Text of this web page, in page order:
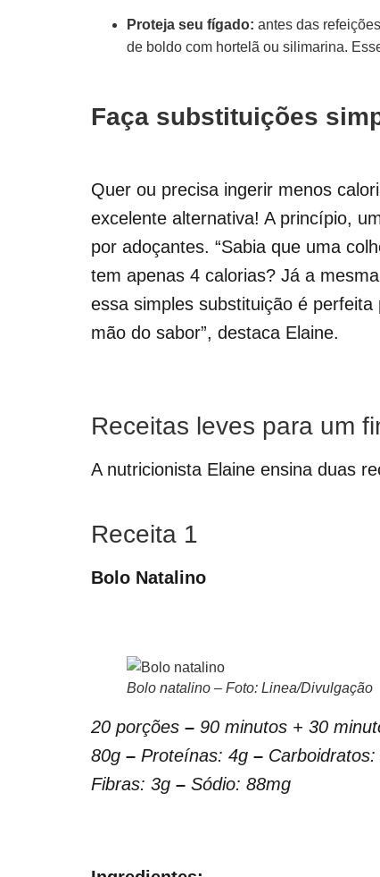
Proteja seu fígado: antes das
de boldo com hortelã ou silimarina.
Faça substituições
Quer ou precisa ingerir menos
excelente alternativa! A princípio,
por adoçantes. “Sabia que uma
tem apenas 4 calorias? Já a
essa simples substituição é
mão do sabor”, destaca Elaine.
Receitas leves para um
A nutricionista Elaine ensina duas
Receita 1
Bolo Natalino
Bolo natalino – Foto: Linea/Divulgação
20 porções – 90 minutos + 30
80g – Proteínas: 4g – Carboidratos:
Fibras: 3g – Sódio: 88mg